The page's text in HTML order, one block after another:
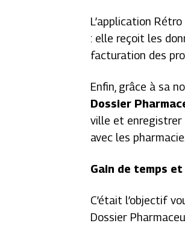
L’application
: elle reçoit les
facturation des
Enfin, grâce à sa
Dossier
ville et enregistrer
avec les
Gain de temps
C’était l’objectif
Dossier